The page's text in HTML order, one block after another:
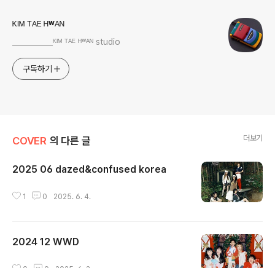
ᴷᴵᴹ ᵀᴬᴱ ᴴʷᴬᴺ
___________ᴷᴵᴹ ᵀᴬᴱ ᴴʷᴬᴺ studio
구독하기
COVER 의 다른 글 더보기
2025 06 dazed&confused korea
1 0 2025. 6. 4.
2024 12 WWD